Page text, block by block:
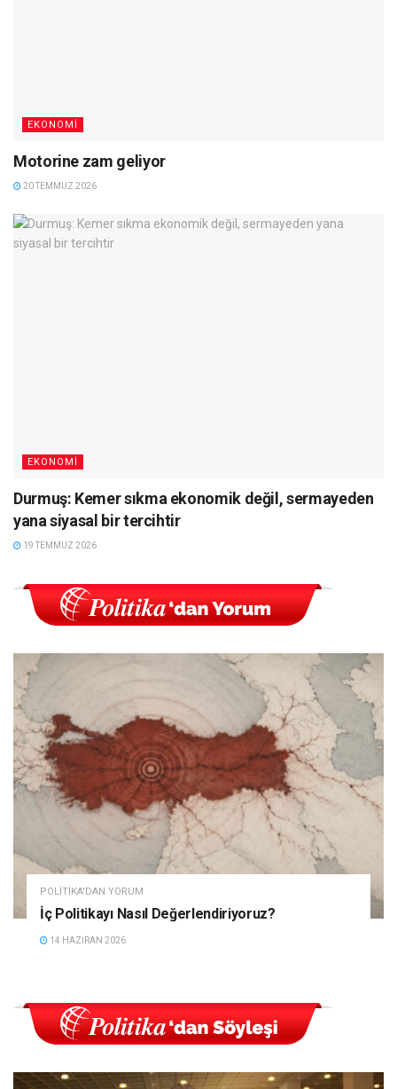
EKONOMI
Motorine zam geliyor
20 TEMMUZ 2026
EKONOMI
Durmuş: Kemer sıkma ekonomik değil, sermayeden
yana siyasal bir tercihtir
19 TEMMUZ 2026
POLITIKA'DAN YORUM
İç Politikayı Nasıl Değerlendiriyoruz?
14 HAZIRAN 2026